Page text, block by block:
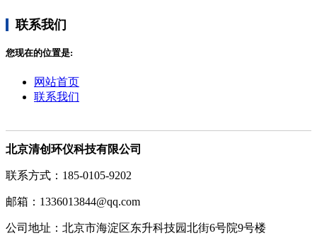
联系我们
您现在的位置是:
网站首页
联系我们
北京清创环仪科技有限公司
联系方式：185-0105-9202
邮箱：1336013844@qq.com
公司地址： 北京市海淀区东升科技园北街6号院9号楼